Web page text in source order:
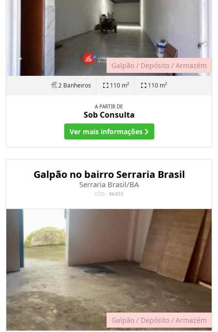
Galpão / Depósito / Armazém
2 Banheiros 110 m² 110 m²
A PARTIR DE
Sob Consulta
Ver mais informações
Galpão no bairro Serraria Brasil
Serraria Brasil/BA
CÓD.: 96455
Galpão / Depósito / Armazém